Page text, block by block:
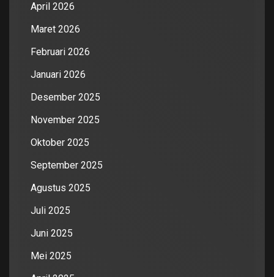
April 2026
Maret 2026
Februari 2026
Januari 2026
Desember 2025
November 2025
Oktober 2025
September 2025
Agustus 2025
Juli 2025
Juni 2025
Mei 2025